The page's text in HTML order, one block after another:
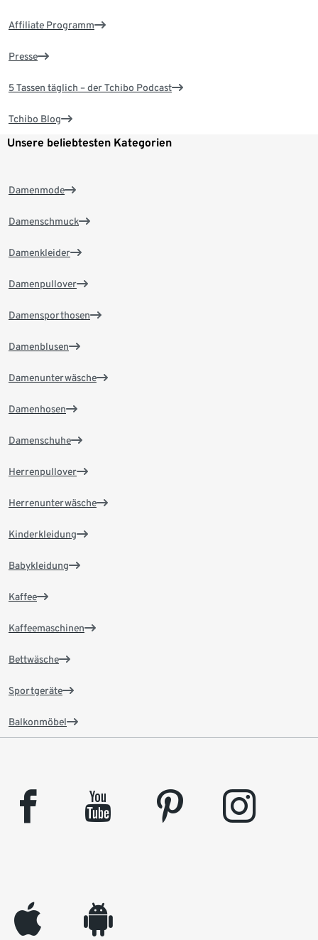
Affiliate Programm
Presse
5 Tassen täglich – der Tchibo Podcast
Tchibo Blog
Unsere beliebtesten Kategorien
Damenmode
Damenschmuck
Damenkleider
Damenpullover
Damensporthosen
Damenblusen
Damenunterwäsche
Damenhosen
Damenschuhe
Herrenpullover
Herrenunterwäsche
Kinderkleidung
Babykleidung
Kaffee
Kaffeemaschinen
Bettwäsche
Sportgeräte
Balkonmöbel
facebook youtube pinterest instagram
appleinc android